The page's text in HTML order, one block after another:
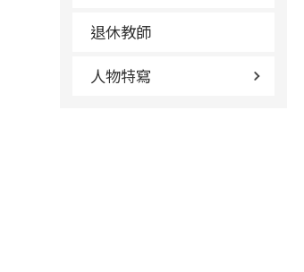
退休教師
人物特寫